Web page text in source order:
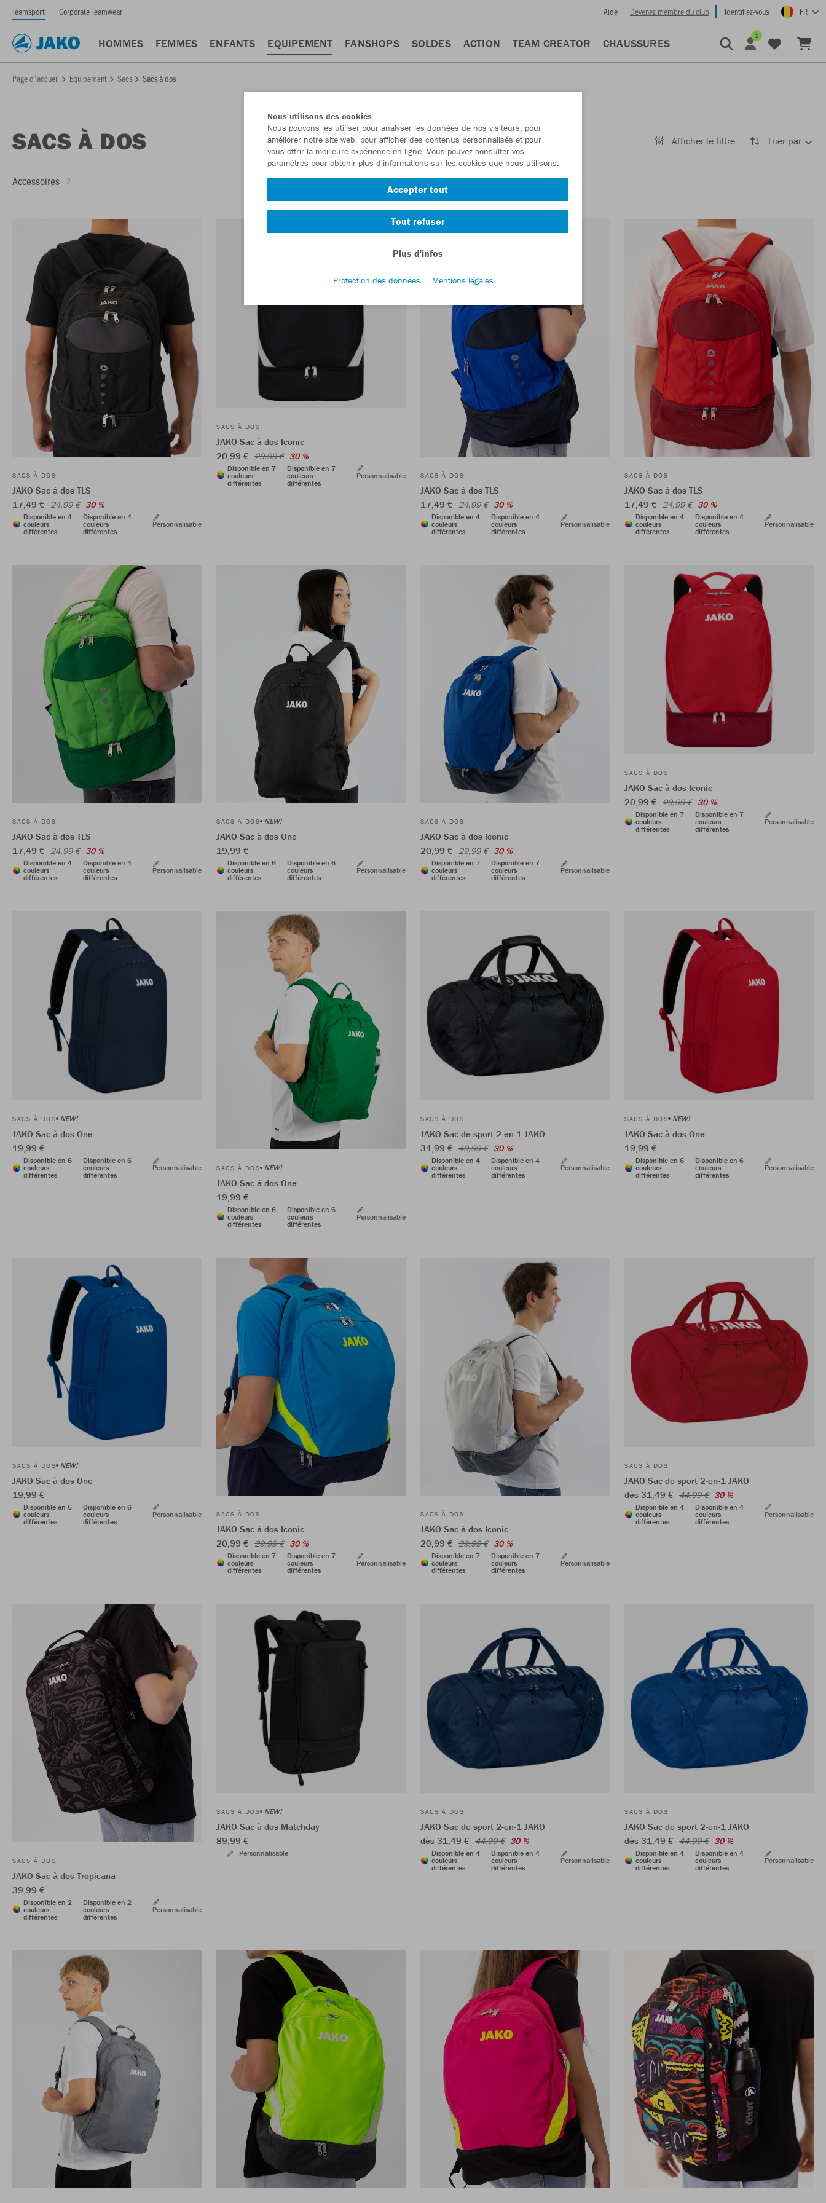
Teamsport Corporate Teamwear Aide Devenez membre du club Identifiez-vous FR
HOMMES FEMMES ENFANTS EQUIPEMENT FANSHOPS SOLDES ACTION TEAM CREATOR CHAUSSURES
1
Page d'accueil Equipement Sacs Sacs à dos
SACS À DOS Afficher le filtre Trier par
Accessoires 2
SACS À DOS
JAKO Sac à dos TLS
17,49 € 24,99 € 30 %
Disponible en 4
couleurs
différentes
Disponible en 4
couleurs
différentes
Personnalisable
SACS À DOS
JAKO Sac à dos Iconic
20,99 € 29,99 € 30 %
Disponible en 7
couleurs
différentes
Disponible en 7
couleurs
différentes
Personnalisable SACS À DOS
JAKO Sac à dos TLS
17,49 € 24,99 € 30 %
Disponible en 4
couleurs
différentes
Disponible en 4
couleurs
différentes
Personnalisable
SACS À DOS
JAKO Sac à dos TLS
17,49 € 24,99 € 30 %
Disponible en 4
couleurs
différentes
Disponible en 4
couleurs
différentes
Personnalisable
SACS À DOS
JAKO Sac à dos TLS
17,49 € 24,99 € 30 %
Disponible en 4
couleurs
différentes
Disponible en 4
couleurs
différentes
Personnalisable
SACS À DOS NEW!
JAKO Sac à dos One
19,99 €
Disponible en 6
couleurs
différentes
Disponible en 6
couleurs
différentes
Personnalisable
SACS À DOS
JAKO Sac à dos Iconic
20,99 € 29,99 € 30 %
Disponible en 7
couleurs
différentes
Disponible en 7
couleurs
différentes
Personnalisable
SACS À DOS
JAKO Sac à dos Iconic
20,99 € 29,99 € 30 %
Disponible en 7
couleurs
différentes
Disponible en 7
couleurs
différentes
Personnalisable
SACS À DOS NEW!
JAKO Sac à dos One
19,99 €
Disponible en 6
couleurs
différentes
Disponible en 6
couleurs
différentes
Personnalisable SACS À DOS NEW!
JAKO Sac à dos One
19,99 €
Disponible en 6
couleurs
différentes
Disponible en 6
couleurs
différentes
Personnalisable
SACS À DOS
JAKO Sac de sport 2-en-1 JAKO
34,99 € 49,99 € 30 %
Disponible en 4
couleurs
différentes
Disponible en 4
couleurs
différentes
Personnalisable
SACS À DOS NEW!
JAKO Sac à dos One
19,99 €
Disponible en 6
couleurs
différentes
Disponible en 6
couleurs
différentes
Personnalisable
SACS À DOS NEW!
JAKO Sac à dos One
19,99 €
Disponible en 6
couleurs
différentes
Disponible en 6
couleurs
différentes
Personnalisable SACS À DOS
JAKO Sac à dos Iconic
20,99 € 29,99 € 30 %
Disponible en 7
couleurs
différentes
Disponible en 7
couleurs
différentes
Personnalisable
SACS À DOS
JAKO Sac à dos Iconic
20,99 € 29,99 € 30 %
Disponible en 7
couleurs
différentes
Disponible en 7
couleurs
différentes
Personnalisable
SACS À DOS
JAKO Sac de sport 2-en-1 JAKO
dès 31,49 € 44,99 € 30 %
Disponible en 4
couleurs
différentes
Disponible en 4
couleurs
différentes
Personnalisable
SACS À DOS
JAKO Sac à dos Tropicana
39,99 €
Disponible en 2
couleurs
différentes
Disponible en 2
couleurs
différentes
Personnalisable
SACS À DOS NEW!
JAKO Sac à dos Matchday
89,99 €
Personnalisable
SACS À DOS
JAKO Sac de sport 2-en-1 JAKO
dès 31,49 € 44,99 € 30 %
Disponible en 4
couleurs
différentes
Disponible en 4
couleurs
différentes
Personnalisable
SACS À DOS
JAKO Sac de sport 2-en-1 JAKO
dès 31,49 € 44,99 € 30 %
Disponible en 4
couleurs
différentes
Disponible en 4
couleurs
différentes
Personnalisable
Nous utilisons des cookies
Nous pouvons les utiliser pour analyser les données de nos visiteurs, pour
améliorer notre site web, pour afficher des contenus personnalisés et pour
vous offrir la meilleure expérience en ligne. Vous pouvez consulter vos
paramètres pour obtenir plus d'informations sur les cookies que nous utilisons.
Accepter tout
Tout refuser
Plus d'infos
Protection des données Mentions légales